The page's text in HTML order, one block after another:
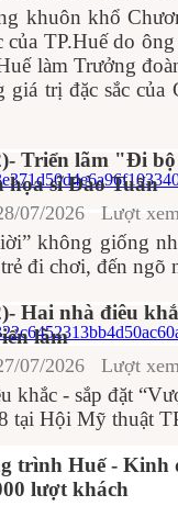
khuôn khổ
của TP.Huế do
làm Trưởng
trị đặc sắc
Triển lãm "Đi
họa sĩ Đào Tuấn
07/2026 Lượt
không giống
đi chơi, đến ngõ
Hai nhà điêu
lãm
07/2026 Lượt
khắc - sắp đặt
tại Hội Mỹ thuật
trình Huế - Kinh
lượt khách